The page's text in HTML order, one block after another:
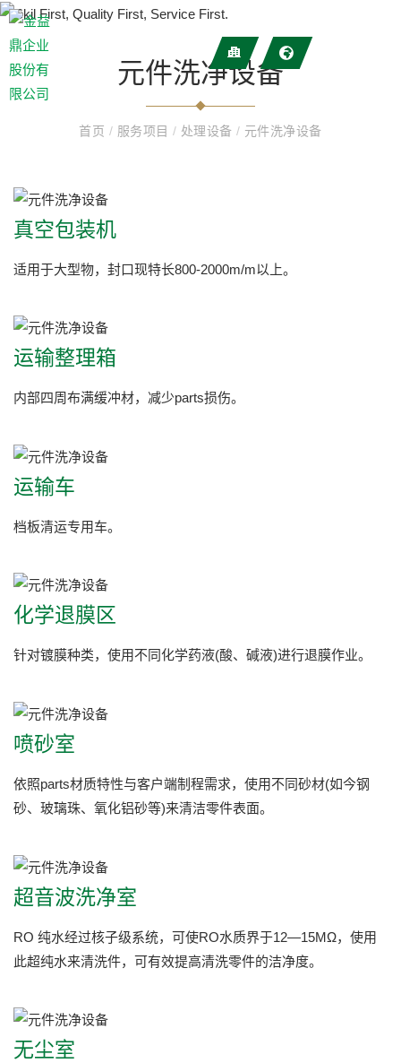
元件洗净设备
首页 / 服务项目 / 处理设备/ 元件洗净设备
真空包装机
适用于大型物，封口现特长800-2000m/m以上。
运输整理箱
内部四周布满缓冲材，减少parts损伤。
运输车
档板清运专用车。
化学退膜区
针对镀膜种类，使用不同化学药液(酸、碱液)进行退膜作业。
喷砂室
依照parts材质特性与客户端制程需求，使用不同砂材(如今钢
砂、玻璃珠、氧化铝砂等)来清洁零件表面。
超音波洗净室
RO 纯水经过核子级系统，可使RO水质界于12—15MΩ，使用
此超纯水来清洗件，可有效提高清洗零件的洁净度。
无尘室